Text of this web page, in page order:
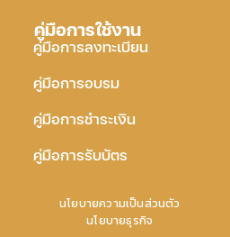
คู่มือการใช้งาน
คู่มือการลงทะเบียน
คู่มือการอบรม
คู่มือการชำระเงิน
คู่มือการรับบัตร
นโยบายความเป็นส่วนตัว
นโยบายธุรกิจ